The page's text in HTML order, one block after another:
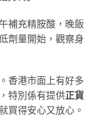
補充精胺酸，晚飯
劑量開始，觀察身
香港市面上有好多
特別係有提供正貨
買得安心又放心。